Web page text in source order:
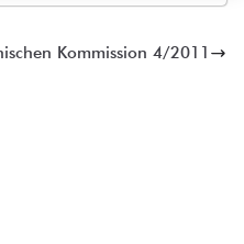
Kommission 4/2011